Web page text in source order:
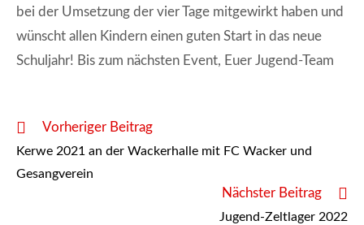
bei der Umsetzung der vier Tage mitgewirkt haben und
wünscht allen Kindern einen guten Start in das neue
Schuljahr! Bis zum nächsten Event, Euer Jugend-Team
Weitere
ansehen
Vorheriger Beitrag
Kerwe 2021 an der Wackerhalle mit FC Wacker und
Gesangverein
Nächster Beitrag
Jugend-Zeltlager 2022